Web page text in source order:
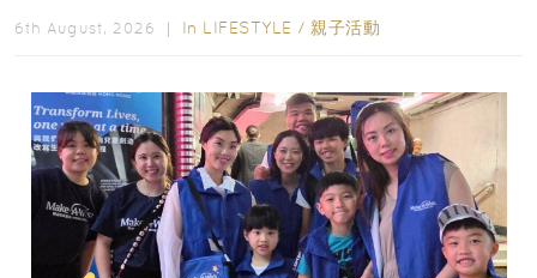
6th August, 2026 ｜ In LIFESTYLE / 親子活動